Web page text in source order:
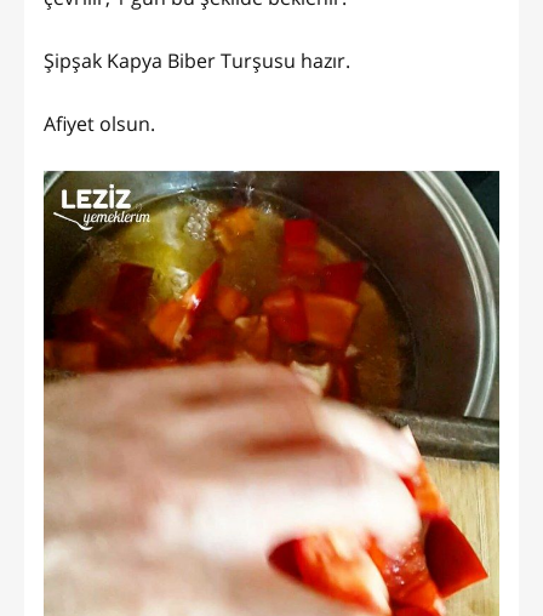
Şipşak Kapya Biber Turşusu hazır.
Afiyet olsun.